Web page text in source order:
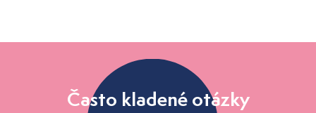
Často kladené otázky